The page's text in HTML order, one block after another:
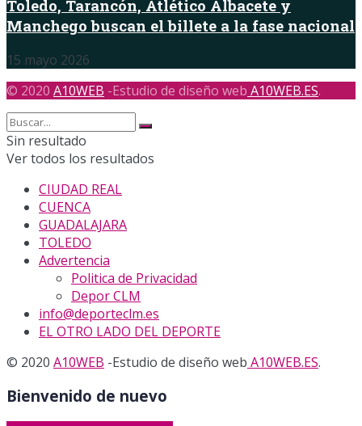
Toledo, Tarancón, Atlético Albacete y
Manchego buscan el billete a la fase nacional
15 mayo 2026
© 2020 A10WEB -Estudio de diseño web A10WEB.ES.
Sin resultado
Ver todos los resultados
CIUDAD REAL
CUENCA
GUADALAJARA
TOLEDO
Advertencia
Politica de Privacidad
Depor CLM
info@deporteclm.es
EL OTRO LADO DEL DEPORTE
© 2020 A10WEB -Estudio de diseño web A10WEB.ES.
Bienvenido de nuevo